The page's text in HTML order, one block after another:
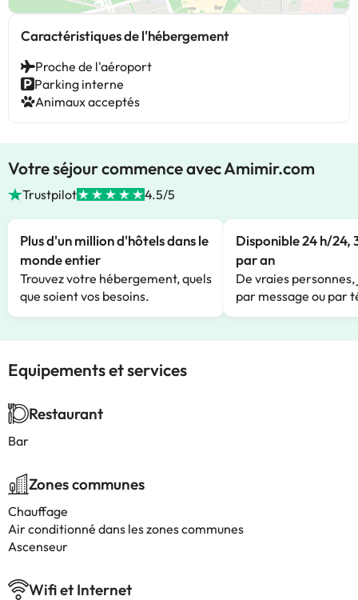
Caractéristiques de l'hébergement
Proche de l'aéroport
Parking interne
Animaux acceptés
Votre séjour commence avec Amimir.com
Trustpilot 4.5/5
Plus d'un million d'hôtels dans le
monde entier
Trouvez votre hébergement, quels
que soient vos besoins.
Disponible 24 h/24,
par an
De vraies
par message ou par
Equipements et services
Restaurant
Bar
Zones communes
Chauffage
Air conditionné dans les zones communes
Ascenseur
Wifi et Internet